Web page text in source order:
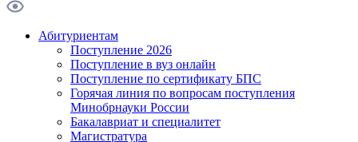
Абитуриентам
Поступление 2026
Поступление в вуз онлайн
Поступление по сертификату БПС
Горячая линия по вопросам поступления
Минобрнауки России
Бакалавриат и специалитет
Магистратура